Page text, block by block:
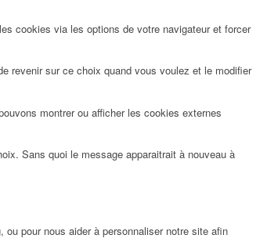
cookies via les options de votre navigateur et forcer
revenir sur ce choix quand vous voulez et le modifier
montrer ou afficher les cookies externes
Sans quoi le message apparaitrait à nouveau à
pour nous aider à personnaliser notre site afin